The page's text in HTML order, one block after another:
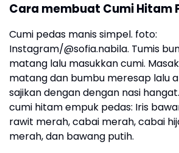
Cara membuat Cumi Hitam
Cumi pedas manis simpel. foto:
Instagram/@sofia.nabila. Tumis
matang lalu masukkan cumi.
matang dan bumbu meresap lalu
sajikan dengan dengan nasi
cumi hitam empuk pedas: Iris
rawit merah, cabai merah, cabai
merah, dan bawang putih.